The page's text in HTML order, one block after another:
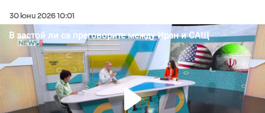
30 юни 2026 10:01